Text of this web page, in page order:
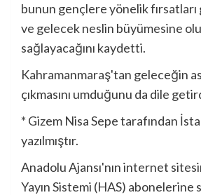
bunun gençlere yönelik
ve gelecek neslin büyümesine
sağlayacağını kaydetti.
Kahramanmaraş'tan geleceğin
çıkmasını umduğunu da dile
* Gizem Nisa Sepe tarafından
yazılmıştır.
Anadolu Ajansı'nın internet
Yayın Sistemi (HAS) abonelerine